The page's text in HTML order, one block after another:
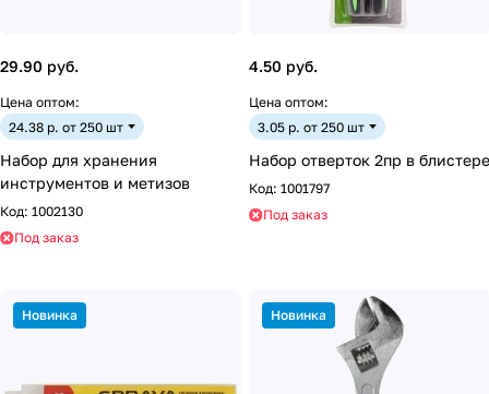
29.90 руб.
Цена оптом:
24.38 р. от 250 шт
Набор для хранения
инструментов и метизов
Код: 1002130
Под заказ
4.50 руб.
Цена оптом:
3.05 р. от 250 шт
Набор отверток 2пр в блистере
Код: 1001797
Под заказ
Новинка Новинка